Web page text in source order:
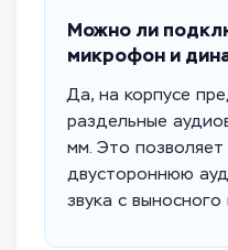
Можно ли
микрофон и
Да, на корпусе
раздельные
мм. Это позволяет
двустороннюю
звука с